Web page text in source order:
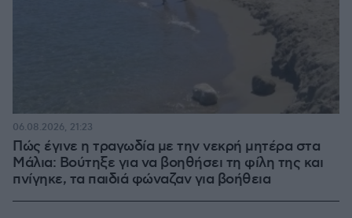
Πώς έγινε η τραγωδία με την νεκρή μητέρα στα
Μάλια: Βούτηξε για να βοηθήσει τη φίλη της και
πνίγηκε, τα παιδιά φώναζαν για βοήθεια
06.08.2026, 21:23